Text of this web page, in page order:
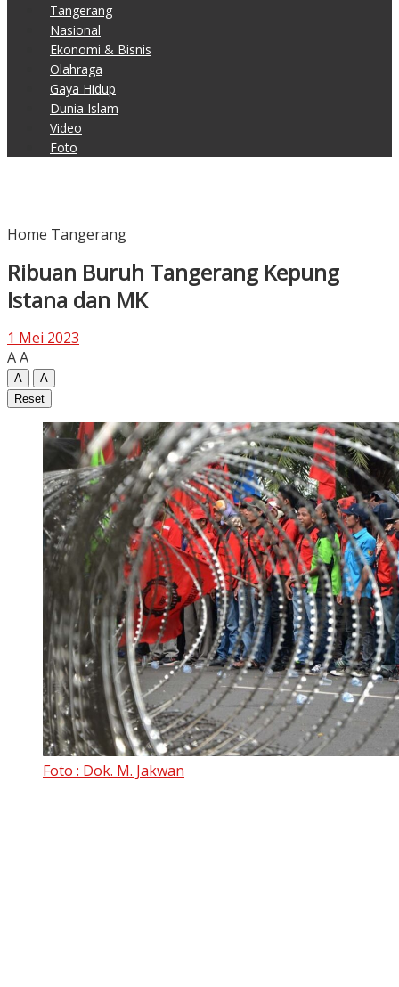
Tangerang
Nasional
Ekonomi & Bisnis
Olahraga
Gaya Hidup
Dunia Islam
Video
Foto
Home Tangerang
Ribuan Buruh Tangerang Kepung
Istana dan MK
1 Mei 2023
AA
A
A
Reset
Foto : Dok. M. Jakwan